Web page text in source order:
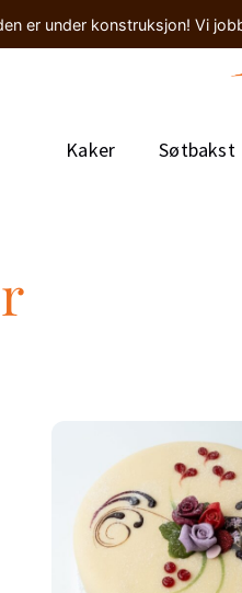
er under konstruksjon! Vi
Kaker Søtbakst